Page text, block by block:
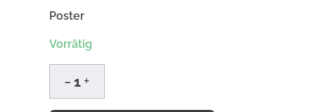
Poster
Vorrätig